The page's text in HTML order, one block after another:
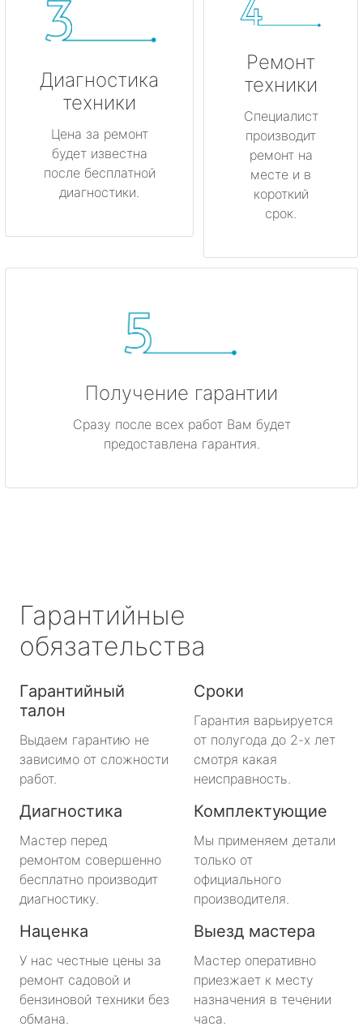
Диагностика
техники
Цена за ремонт
будет известна
после бесплатной
диагностики.
Ремонт
техники
Специалист
производит
ремонт на
месте и в
короткий
срок.
Получение гарантии
Сразу после всех работ Вам будет
предоставлена гарантия.
Гарантийные
обязательства
Гарантийный
талон
Выдаем гарантию не
зависимо от сложности
работ.
Сроки
Гарантия варьируется
от полугода до 2-х лет
смотря какая
неисправность.
Диагностика
Мастер перед
ремонтом совершенно
бесплатно производит
диагностику.
Комплектующие
Мы применяем детали
только от
официального
производителя.
Наценка
У нас честные цены за
ремонт садовой и
бензиновой техники без
обмана.
Выезд мастера
Мастер оперативно
приезжает к месту
назначения в течении
часа.